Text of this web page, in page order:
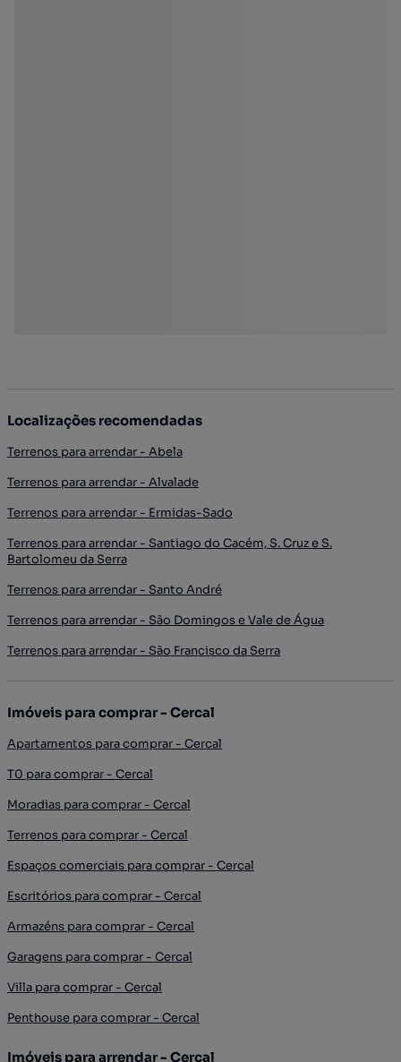
Localizações recomendadas
Terrenos para arrendar - Abela
Terrenos para arrendar - Alvalade
Terrenos para arrendar - Ermidas-Sado
Terrenos para arrendar - Santiago do Cacém, S. Cruz e S.
Bartolomeu da Serra
Terrenos para arrendar - Santo André
Terrenos para arrendar - São Domingos e Vale de Água
Terrenos para arrendar - São Francisco da Serra
Imóveis para comprar - Cercal
Apartamentos para comprar - Cercal
T0 para comprar - Cercal
Moradias para comprar - Cercal
Terrenos para comprar - Cercal
Espaços comerciais para comprar - Cercal
Escritórios para comprar - Cercal
Armazéns para comprar - Cercal
Garagens para comprar - Cercal
Villa para comprar - Cercal
Penthouse para comprar - Cercal
Imóveis para arrendar - Cercal